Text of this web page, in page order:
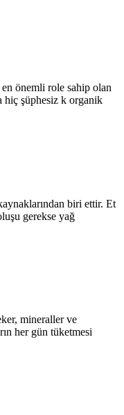
en önemli role sahip olan
hiç şüphesiz k organik
biri ettir. Et
gerekse yağ
mineraller ve
her gün tüketmesi